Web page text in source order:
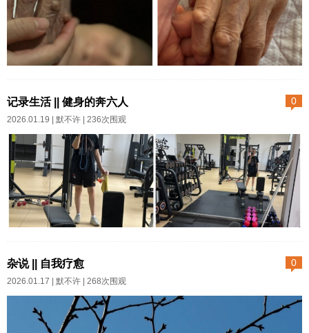
协达成一致的社会。你死我活、
弱肉强食，那是最低级的形态。
如果父对子、强对弱、上对下，
只知道挥舞铁拳，对不起那说明
老了会是这样呢。是啊，九十多
的人，耳背视力模糊，关节僵硬
无力，很多时候还伴随着疼痛。
老天造人，程序只设计到六七十
岁吧？不然为什么从三十多岁开
始一切体力精力身体里的钙镁锌
就持续流失呢。不然为什么从三
十岁开始容颜衰老呢。每一个超
褶子，像沟壑纵横的山川河流，
百？活到一百二？活到一百五？
我看还是算了。活太久，姿态太
0
记录生活 || 健身的奔六人
2026.01.19 | 默不许 | 236次围观
0
杂说 || 自我疗愈
2026.01.17 | 默不许 | 268次围观